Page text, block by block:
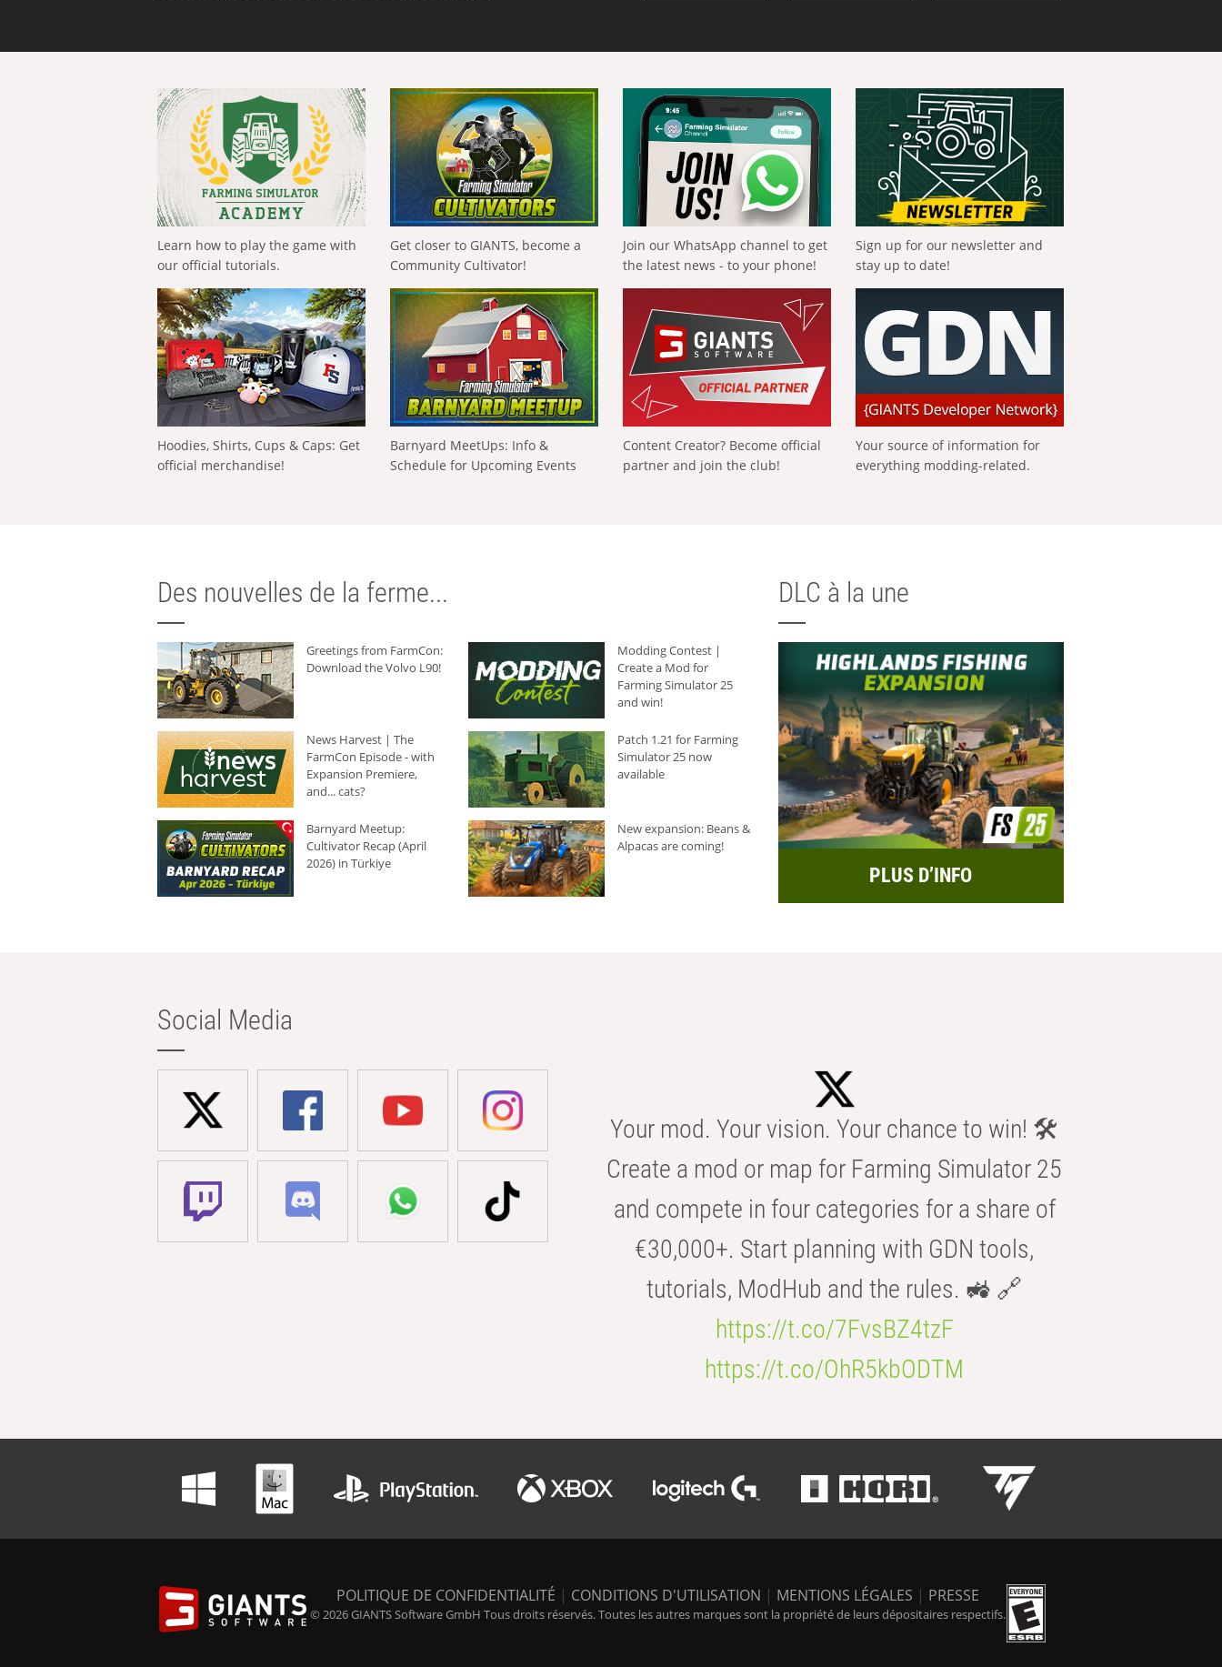
Learn how to play the game with
our official tutorials.
Get closer to GIANTS, become a
Community Cultivator!
Join our WhatsApp channel to get
the latest news - to your phone!
Sign up for our newsletter and
stay up to date!
Hoodies, Shirts, Cups & Caps: Get
official merchandise!
Barnyard MeetUps: Info &
Schedule for Upcoming Events
Content Creator? Become official
partner and join the club!
Your source of information for
everything modding-related.
Des nouvelles de la ferme...
Greetings from FarmCon:
Download the Volvo L90!
Modding Contest |
Create a Mod for
Farming Simulator 25
and win!
News Harvest | The
FarmCon Episode - with
Expansion Premiere,
and... cats?
Patch 1.21 for Farming
Simulator 25 now
available
Barnyard Meetup:
Cultivator Recap (April
2026) in Türkiye
New expansion: Beans &
Alpacas are coming!
DLC à la une
PLUS D’INFO
Social Media
Your mod. Your vision. Your chance to win! 🛠️
Create a mod or map for Farming Simulator 25
and compete in four categories for a share of
€30,000+. Start planning with GDN tools,
tutorials, ModHub and the rules. 🚜 🔗
https://t.co/7FvsBZ4tzF
https://t.co/OhR5kbODTM
POLITIQUE DE CONFIDENTIALITÉ | CONDITIONS D'UTILISATION | MENTIONS LÉGALES | PRESSE
© 2026 GIANTS Software GmbH Tous droits réservés. Toutes les autres marques sont la propriété de leurs dépositaires respectifs.